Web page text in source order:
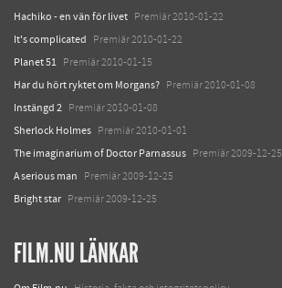
Hachiko - en vän för livet Premiär 2010-01-22
It's complicated Premiär 2010-01-22
Planet 51 Premiär 2010-01-15
Har du hört ryktet om Morgans? Premiär 2010-01-08
Instängd 2 Premiär 2010-01-08
Sherlock Holmes Premiär 2010-01-01
The imaginarium of Doctor Parnassus Premiär 2009-12-25
A serious man Premiär 2009-12-25
Bright star Premiär 2009-12-25
FILM.NU LÄNKAR